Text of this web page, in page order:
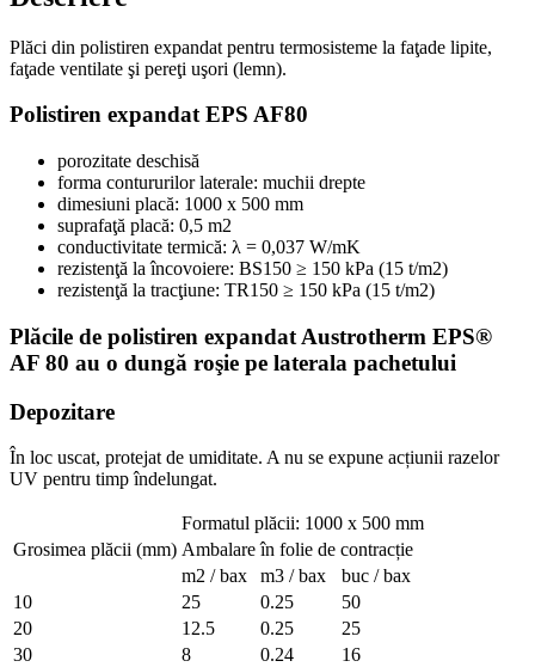
Plăci din polistiren expandat pentru termosisteme la faţade lipite,
faţade ventilate şi pereţi uşori (lemn).
Polistiren expandat EPS AF80
porozitate deschisă
forma contururilor laterale: muchii drepte
dimesiuni placă: 1000 x 500 mm
suprafaţă placă: 0,5 m2
conductivitate termică: λ = 0,037 W/mK
rezistenţă la încovoiere: BS150 ≥ 150 kPa (15 t/m2)
rezistenţă la tracţiune: TR150 ≥ 150 kPa (15 t/m2)
Plăcile de polistiren expandat Austrotherm EPS®
AF 80 au o dungă roşie pe laterala pachetului
Depozitare
În loc uscat, protejat de umiditate. A nu se expune acțiunii razelor
UV pentru timp îndelungat.
Grosimea plăcii (mm)
Formatul plăcii: 1000 x 500 mm
Ambalare în folie de contracție
m2 / bax
m3 / bax
buc / bax
10
25 0.25
50
20
12.5 0.25
25
30
8 0.24
16